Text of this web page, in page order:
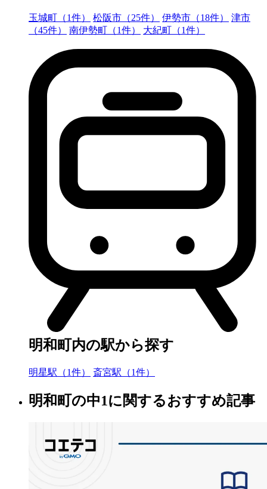
玉城町（1件） 松阪市（25件） 伊勢市（18件）
津市
（45件）
南伊勢町（1件） 大紀町（1件）
明和町内の駅から探す
明星駅（1件） 斎宮駅（1件）
明和町の中1に関するおすすめ記事